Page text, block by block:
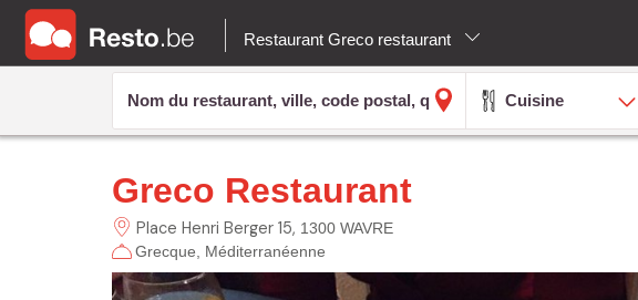
Restaurant Greco restaurant
Cuisine
Greco Restaurant
Place Henri Berger 15 1300 WAVRE
Grecque
Méditerranéenne